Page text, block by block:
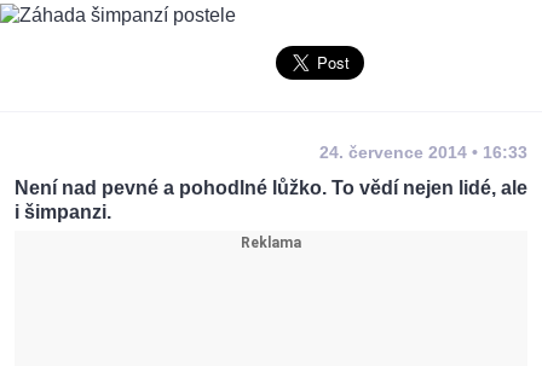
24. července 2014 • 16:33
Není nad pevné a pohodlné lůžko. To vědí nejen lidé, ale
i šimpanzi.